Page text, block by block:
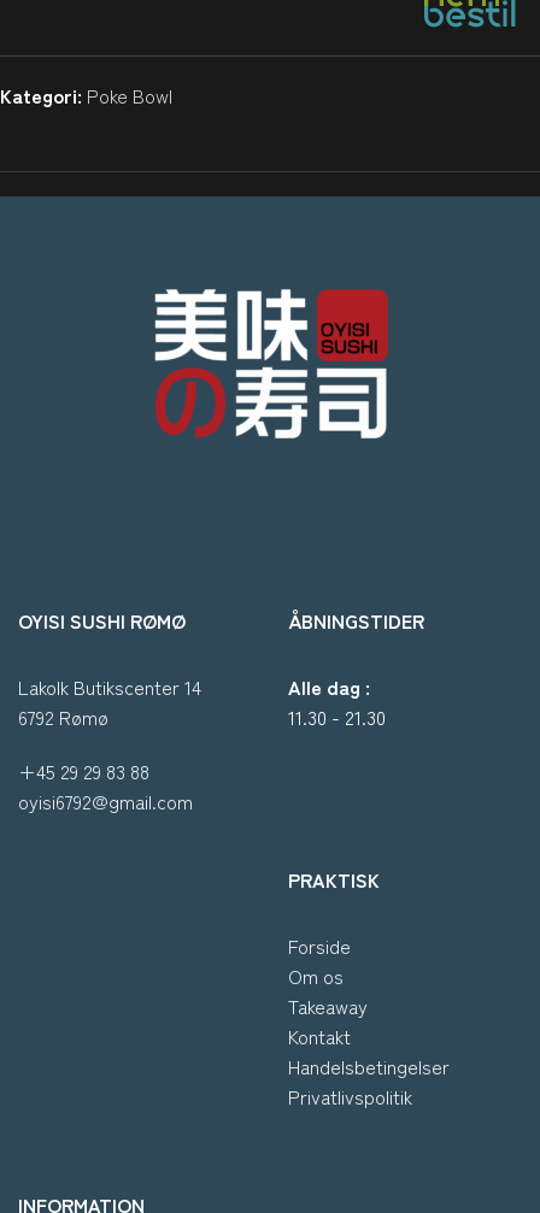
Kategori: Poke Bowl
OYISI SUSHI RØMØ
Lakolk Butikscenter 14
6792 Rømø
+45 29 29 83 88
oyisi6792@gmail.com
ÅBNINGSTIDER
Alle dag :
11.30 - 21.30
PRAKTISK
Forside
Om os
Takeaway
Kontakt
Handelsbetingelser
Privatlivspolitik
INFORMATION